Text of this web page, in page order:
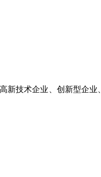
新技术企业、创新型企